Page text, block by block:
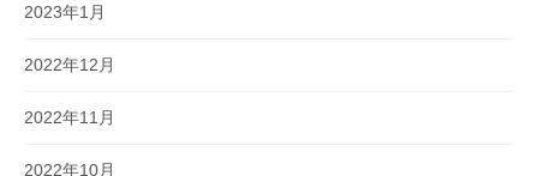
2023年1月
2022年12月
2022年11月
2022年10月